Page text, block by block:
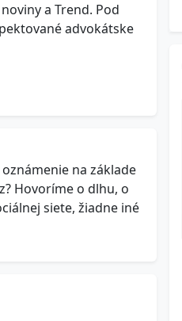
a Trend. Pod
advokátske
na základe
Hovoríme o dlhu, o
siete, žiadne iné